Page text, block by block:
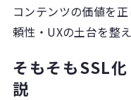
コンテンツの価値を
頼性・UXの土台を整
そもそもSSL
説